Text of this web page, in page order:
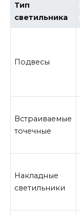
Тип
светильника
Подвесы
Встраиваемые
точечные
Накладные
светильники